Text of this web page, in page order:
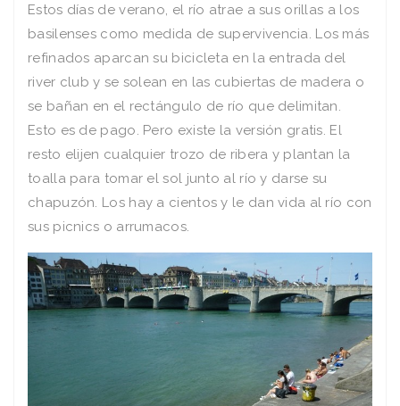
Estos días de verano, el río atrae a sus orillas a los
basilenses como medida de supervivencia. Los más
refinados aparcan su bicicleta en la entrada del
river club y se solean en las cubiertas de madera o
se bañan en el rectángulo de río que delimitan.
Esto es de pago. Pero existe la versión gratis. El
resto elijen cualquier trozo de ribera y plantan la
toalla para tomar el sol junto al río y darse su
chapuzón. Los hay a cientos y le dan vida al río con
sus picnics o arrumacos.